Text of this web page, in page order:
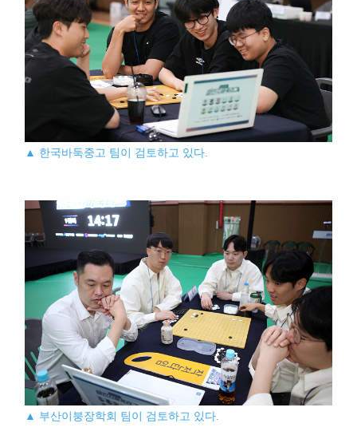
▲ 한국바둑중고 팀이 검토하고 있다.
▲ 부산이붕장학회 팀이 검토하고 있다.